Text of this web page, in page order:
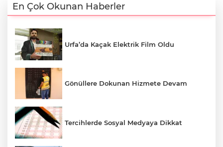
En Çok Okunan Haberler
Urfa’da Kaçak Elektrik Film Oldu
Gönüllere Dokunan Hizmete Devam
Tercihlerde Sosyal Medyaya Dikkat